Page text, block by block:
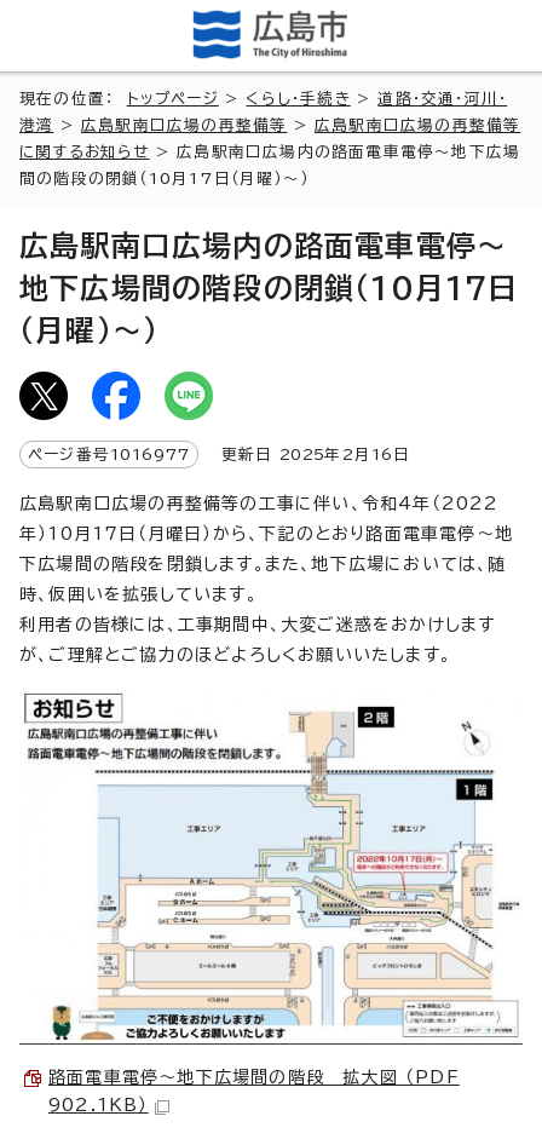
現在の位置： トップページ > くらし・手続き >道路・交通・河川・
港湾
>広島駅南口広場の再整備等 >広島駅南口広場の再整備等
に関するお知らせ
> 広島駅南口広場内の路面電車電停～地下広場
間の階段の閉鎖（10月17日（月曜）～）
広島駅南口広場内の路面電車電停～
地下広場間の階段の閉鎖（10月17日
（月曜）～）
ページ番号 1016977 更新日 2025年2月 16 日
広島駅南口広場の再整備等の工事に伴い、令和4年（2022
年）10月17日（月曜日）から、下記のとおり路面電車電停～地
下広場間の階段を閉鎖します。また、地下広場においては、随
時、仮囲いを拡張しています。
利用者の皆様には、工事期間中、大変ご迷惑をおかけします
が、ご理解とご協力のほどよろしくお願いいたします。
路面電車電停～地下広場間の階段 拡大図 （PDF
902.1KB）